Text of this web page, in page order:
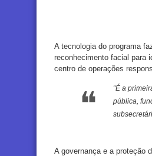
A tecnologia do programa
reconhecimento facial para
centro de operações
“É a
pública,
A governança e a proteção